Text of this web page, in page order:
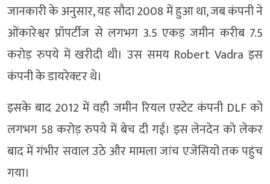
जानकारी के अनुसार, यह सौदा 2008 में हुआ था, जब कंपनी ने
ओंकारेश्वर प्रॉपर्टीज से लगभग 3.5 एकड़ जमीन करीब 7.5
करोड़ रुपये में खरीदी थी। उस समय Robert Vadra इस
कंपनी के डायरेक्टर थे।
इसके बाद 2012 में वही जमीन रियल एस्टेट कंपनी DLF को
लगभग 58 करोड़ रुपये में बेच दी गई। इस लेनदेन को लेकर
बाद में गंभीर सवाल उठे और मामला जांच एजेंसियों तक पहुंच
गया।